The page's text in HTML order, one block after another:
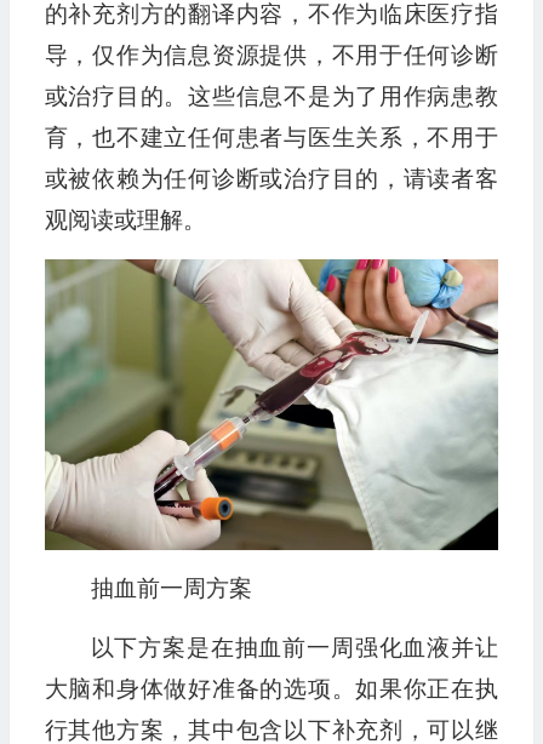
的补充剂方的翻译内容，不作为临床医疗指
导，仅作为信息资源提供，不用于任何诊断
或治疗目的。这些信息不是为了用作病患教
育，也不建立任何患者与医生关系，不用于
或被依赖为任何诊断或治疗目的，请读者客
观阅读或理解。
抽血前一周方案
以下方案是在抽血前一周强化血液并让
大脑和身体做好准备的选项。如果你正在执
行其他方案，其中包含以下补充剂，可以继